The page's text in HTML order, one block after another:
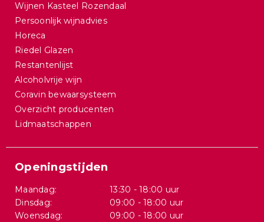
Wijnen Kasteel Rozendaal
Persoonlijk wijnadvies
Horeca
Riedel Glazen
Restantenlijst
Alcoholvrije wijn
Coravin bewaarsysteem
Overzicht producenten
Lidmaatschappen
Openingstijden
Maandag:
13:30 - 18:00 uur
Dinsdag:
09:00 - 18:00 uur
Woensdag:
09:00 - 18:00 uur